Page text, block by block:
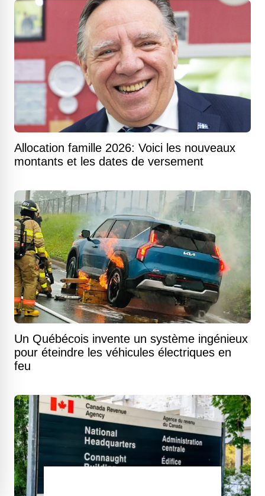
Allocation famille 2026: Voici les nouveaux
montants et les dates de versement
Un Québécois invente un système ingénieux
pour éteindre les véhicules électriques en
feu